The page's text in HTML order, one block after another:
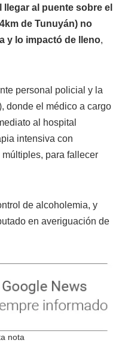
al puente sobre el
de Tunuyán) no
y lo impactó de lleno,
personal policial y la
donde el médico a cargo
al hospital
intensiva con
para fallecer
de alcoholemia, y
en averiguación de